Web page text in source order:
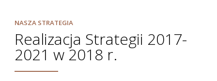
NASZA STRATEGIA
Realizacja Strategii 2017-
2021 w 2018 r.